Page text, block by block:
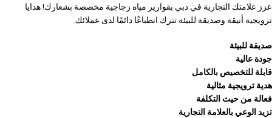
عزز علامتك التجارية في دبي بقوارير مياه زجاجية مخصصة بشعارك! هدايا
ترويجية أنيقة وصديقة للبيئة تترك انطباعًا دائمًا لدى عملائك.
صديقة للبيئة
جودة عالية
قابلة للتخصيص بالكامل
هدية ترويجية مثالية
فعالة من حيث التكلفة
تزيد الوعي بالعلامة التجارية